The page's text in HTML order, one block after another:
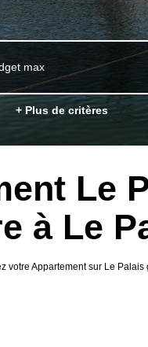
+ Plus de critères
Le
à Le
Appartement sur Le